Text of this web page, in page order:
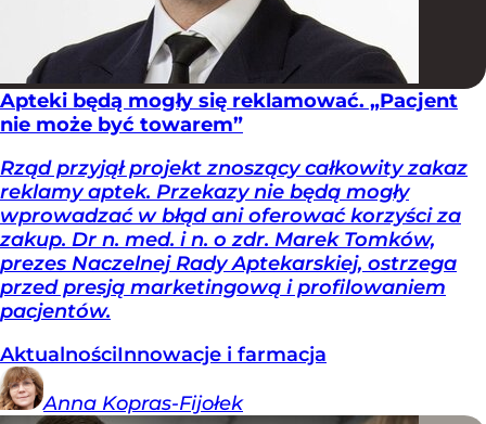
Apteki będą mogły się reklamować. „Pacjent
nie może być towarem”
Rząd przyjął projekt znoszący całkowity zakaz
reklamy aptek. Przekazy nie będą mogły
wprowadzać w błąd ani oferować korzyści za
zakup. Dr n. med. i n. o zdr. Marek Tomków,
prezes Naczelnej Rady Aptekarskiej, ostrzega
przed presją marketingową i profilowaniem
pacjentów.
AktualnościInnowacje i farmacja
Anna Kopras-Fijołek